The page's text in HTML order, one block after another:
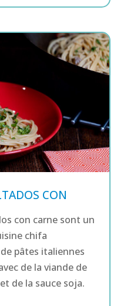
CON
con carne sont un
chifa
pâtes italiennes
de la viande de
de la sauce soja.